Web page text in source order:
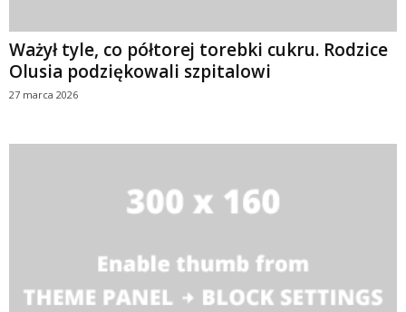
Ważył tyle, co półtorej torebki cukru. Rodzice
Olusia podziękowali szpitalowi
27 marca 2026